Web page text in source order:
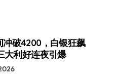
冲破4200，白银狂飙
大利好连夜引爆